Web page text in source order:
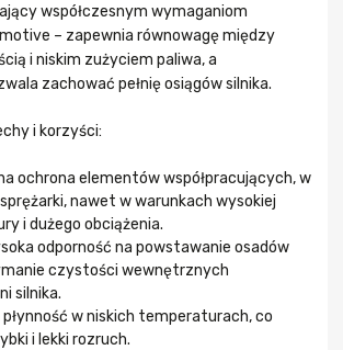
współczesnym wymaganiom
– zapewnia równowagę między
i niskim zużyciem paliwa, a
zachować pełnię osiągów silnika.
i korzyści:
ochrona elementów współpracujących, w
nawet w warunkach wysokiej
i dużego obciążenia.
odporność na powstawanie osadów
czystości wewnętrznych
silnika.
płynność w niskich temperaturach, co
i lekki rozruch.